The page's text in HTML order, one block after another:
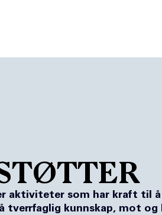
aktiviteter som har kraft til å
tverrfaglig kunnskap, mot